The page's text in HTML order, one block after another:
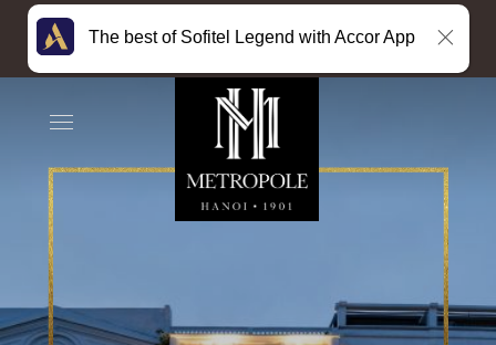
The best of Sofitel Legend with Accor App